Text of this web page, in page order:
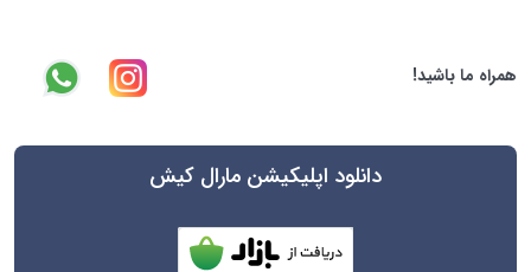
همراه ما باشید!
دانلود اپلیکیشن مارال کیش